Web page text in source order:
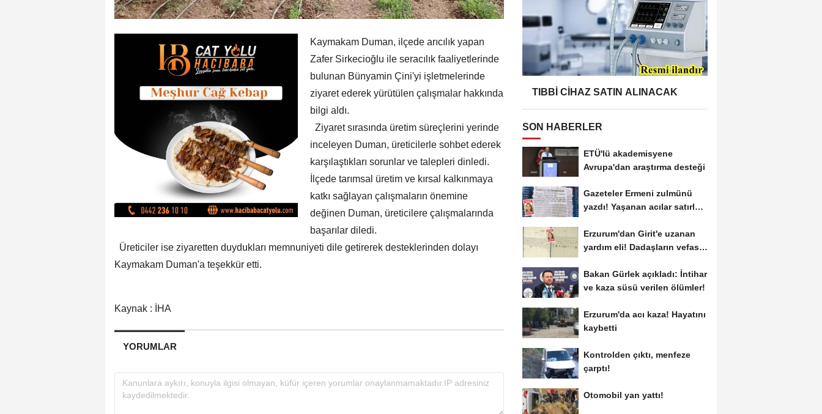
Kaymakam Duman, ilçede arıcılık yapan
Zafer Sirkecioğlu ile seracılık faaliyetlerinde
bulunan Bünyamin Çini'yi işletmelerinde
ziyaret ederek yürütülen çalışmalar hakkında
bilgi aldı.
Ziyaret sırasında üretim süreçlerini yerinde
inceleyen Duman, üreticilerle sohbet ederek
karşılaştıkları sorunlar ve talepleri dinledi.
İlçede tarımsal üretim ve kırsal kalkınmaya
katkı sağlayan çalışmaların önemine
değinen Duman, üreticilere çalışmalarında
başarılar diledi.
Üreticiler ise ziyaretten duydukları memnuniyeti dile getirerek desteklerinden dolayı
Kaymakam Duman'a teşekkür etti.
Kaynak : İHA
YORUMLAR
TIBBİ CİHAZ SATIN ALINACAK
SON HABERLER
ETÜ'lü akademisyene
Avrupa'dan araştırma desteği
Gazeteler Ermeni zulmünü
yazdı! Yaşanan acılar satırlara
Erzurum'dan Girit'e uzanan
yardım eli! Dadaşların vefası
Bakan Gürlek açıkladı: İntihar
ve kaza süsü verilen ölümler!
Erzurum'da acı kaza! Hayatını
kaybetti
Kontrolden çıktı, menfeze
çarptı!
Otomobil yan yattı!